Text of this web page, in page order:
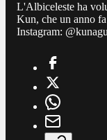
L'Albiceleste ha
Kun, che un anno
Instagram: